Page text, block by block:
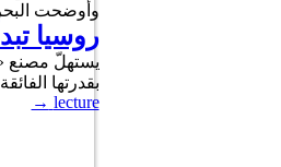
وأوضحت
روسيا
يستهلّ مصنع
بقدرتها
lecture
→